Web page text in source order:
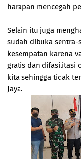
harapan mencegah
Selain itu juga
sudah dibuka sentra-
kesempatan karena
gratis dan difasilitasi
kita sehingga tidak
Jaya.